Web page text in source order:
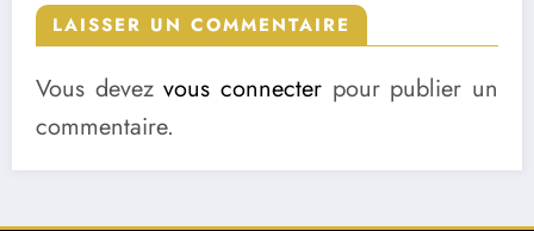
LAISSER UN COMMENTAIRE
Vous devezvous connecter pour publier un
commentaire.